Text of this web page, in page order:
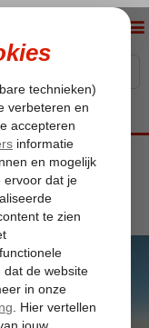
resort to live
to live